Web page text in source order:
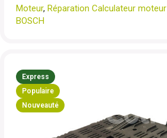
Moteur, Réparation Calculateur moteur
BOSCH
Express
Populaire
Nouveauté